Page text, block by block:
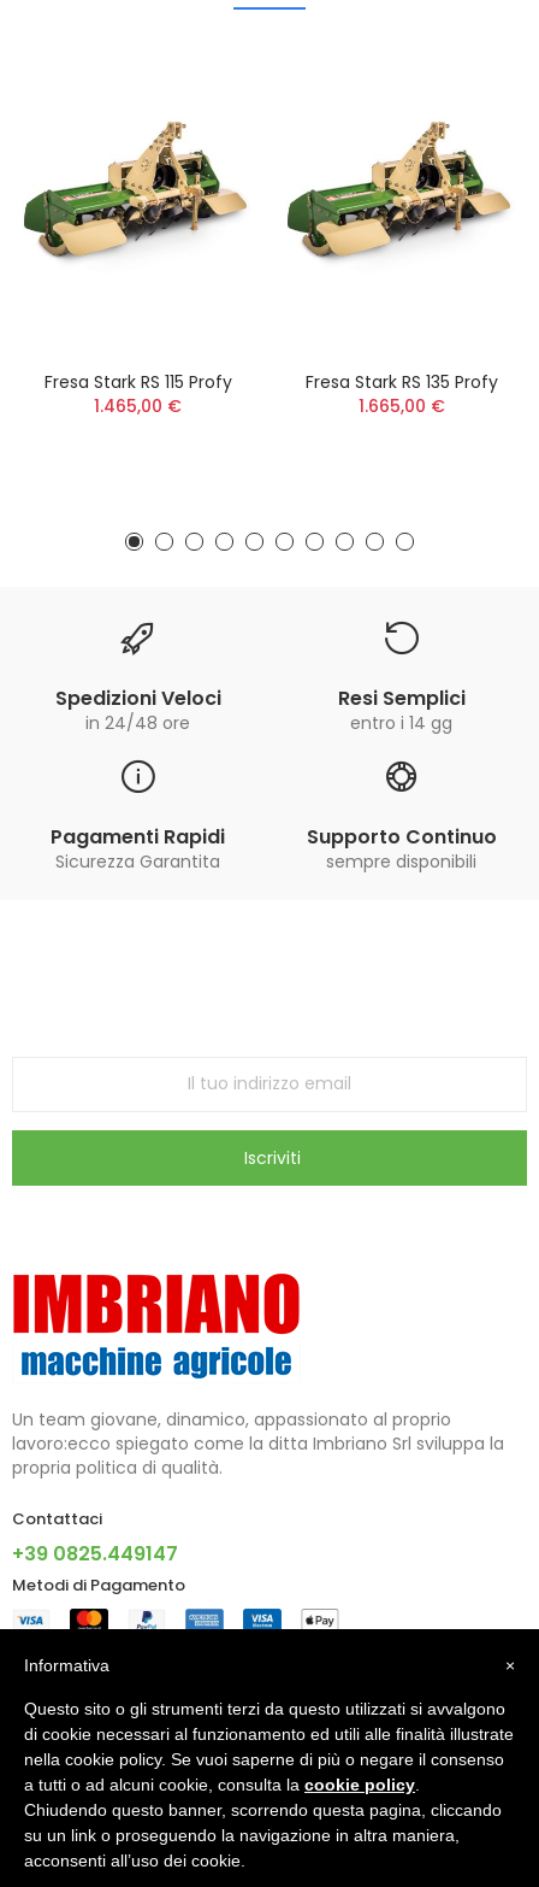
Fresa Stark RS 115 Profy
1.465,00 €
Fresa Stark RS 135 Profy
1.665,00 €
Spedizioni Veloci
in 24/48 ore
Resi Semplici
entro i 14 gg
Pagamenti Rapidi
Sicurezza Garantita
Supporto Continuo
sempre disponibili
Iscriviti
Un team giovane, dinamico, appassionato al proprio
lavoro:ecco spiegato come la ditta Imbriano Srl sviluppa la
propria politica di qualità.
Contattaci
+39 0825.449147
Metodi di Pagamento
Informazioni
Account
© 2024 - IMBRIANO S.R.L. PI 02805090640 - Made With ♥ By
X5G Digital Agency
×
Informativa
Questo sito o gli strumenti terzi da questo utilizzati si avvalgono
di cookie necessari al funzionamento ed utili alle finalità illustrate
nella cookie policy. Se vuoi saperne di più o negare il consenso
a tutti o ad alcuni cookie, consulta la cookie policy
Chiudendo questo banner, scorrendo questa pagina, cliccando
su un link o proseguendo la navigazione in altra maniera,
acconsenti all’uso dei cookie.